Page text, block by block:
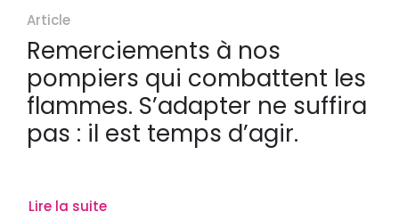
Article
Remerciements à nos
pompiers qui combattent les
flammes. S’adapter ne suffira
pas : il est temps d’agir.
Lire la suite